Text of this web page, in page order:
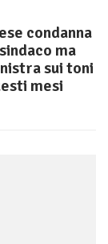
condanna
ma
sui toni
mesi